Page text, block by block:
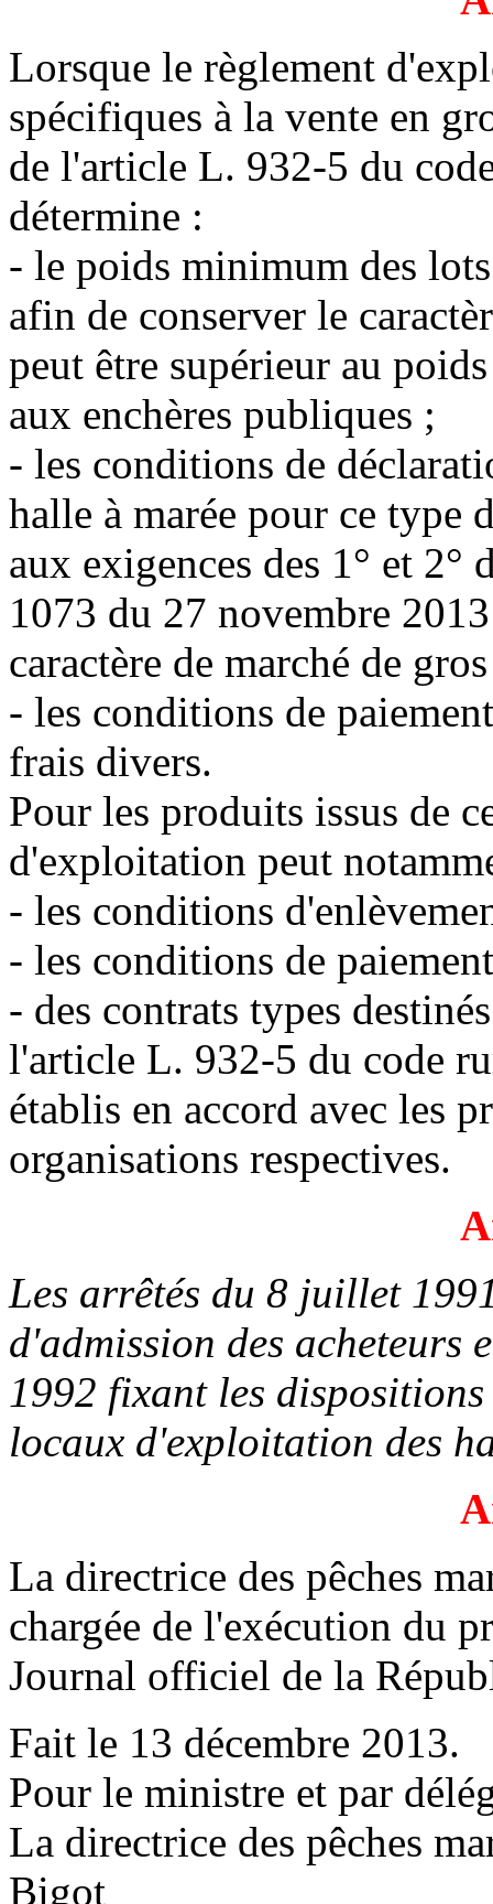
Lorsque le règlement
spécifiques à la vente en
de l'article L. 932-5 du
détermine :
- le poids minimum des
afin de conserver le
peut être supérieur au
aux enchères publiques ;
- les conditions de
halle à marée pour ce type
aux exigences des 1° et
1073 du 27 novembre
caractère de marché de
- les conditions de
frais divers.
Pour les produits issus de
d'exploitation peut
- les conditions
- les conditions de
- des contrats types
l'article L. 932-5 du code
établis en accord avec les
organisations respectives.
Les arrêtés du 8 juillet
d'admission des acheteurs
1992 fixant les
locaux d'exploitation des
La directrice des pêches
chargée de l'exécution du
Journal officiel de la
Fait le 13 décembre 2013.
Pour le ministre et par
La directrice des pêches
Bigot